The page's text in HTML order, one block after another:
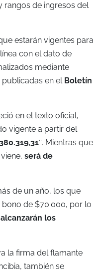
rangos de ingresos del
estarán vigentes para
con el dato de
mediante
publicadas en el Boletín
en el texto oficial,
vigente a partir del
″. Mientras que
será de
de un año, los que
de $70.000, por lo
los
la firma del flamante
también se